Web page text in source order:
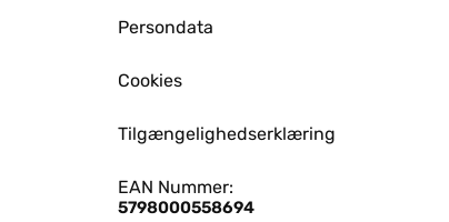
Persondata
Cookies
Tilgængelighedserklæring
EAN Nummer:
5798000558694